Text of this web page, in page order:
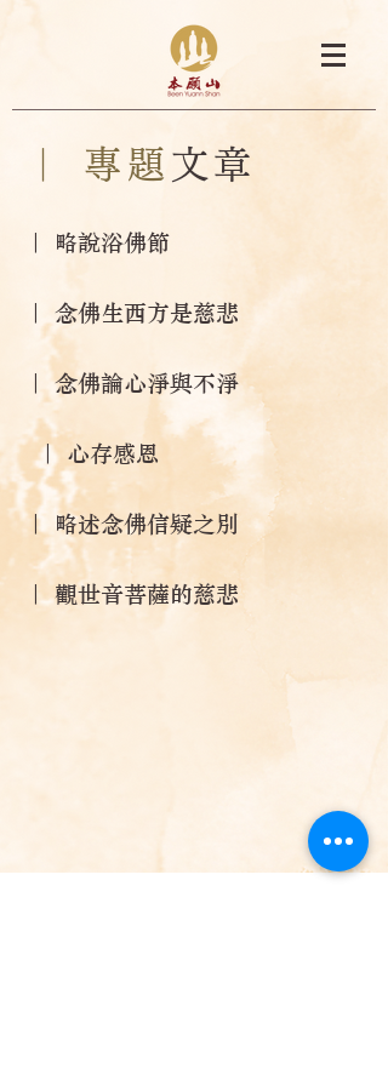
｜ 專題 文章
｜ 略說浴佛節
｜ 念佛生西方是慈悲
｜ 念佛論心淨與不淨
｜ 心存感恩
｜ 略述念佛信疑之別
｜ 觀世音菩薩的慈悲